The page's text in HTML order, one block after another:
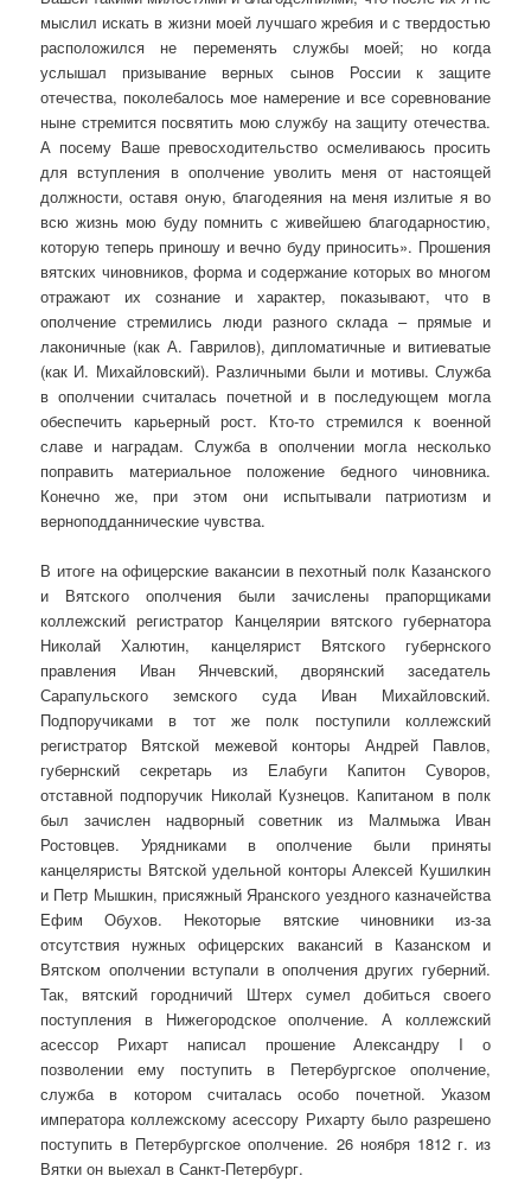
мыслил искать в жизни моей лучшаго жребия и с твердостью
расположился не переменять службы моей; но когда
услышал призывание верных сынов России к защите
отечества, поколебалось мое намерение и все соревнование
ныне стремится посвятить мою службу на защиту отечества.
А посему Ваше превосходительство осмеливаюсь просить
для вступления в ополчение уволить меня от настоящей
должности, оставя оную, благодеяния на меня излитые я во
всю жизнь мою буду помнить с живейшею благодарностию,
которую теперь приношу и вечно буду приносить». Прошения
вятских чиновников, форма и содержание которых во многом
отражают их сознание и характер, показывают, что в
ополчение стремились люди разного склада – прямые и
лаконичные (как А. Гаврилов), дипломатичные и витиеватые
(как И. Михайловский). Различными были и мотивы. Служба
в ополчении считалась почетной и в последующем могла
обеспечить карьерный рост. Кто-то стремился к военной
славе и наградам. Служба в ополчении могла несколько
поправить материальное положение бедного чиновника.
Конечно же, при этом они испытывали патриотизм и
верноподданнические чувства.
В итоге на офицерские вакансии в пехотный полк Казанского
и Вятского ополчения были зачислены прапорщиками
коллежский регистратор Канцелярии вятского губернатора
Николай Халютин, канцелярист Вятского губернского
правления Иван Янчевский, дворянский заседатель
Сарапульского земского суда Иван Михайловский.
Подпоручиками в тот же полк поступили коллежский
регистратор Вятской межевой конторы Андрей Павлов,
губернский секретарь из Елабуги Капитон Суворов,
отставной подпоручик Николай Кузнецов. Капитаном в полк
был зачислен надворный советник из Малмыжа Иван
Ростовцев. Урядниками в ополчение были приняты
канцеляристы Вятской удельной конторы Алексей Кушилкин
и Петр Мышкин, присяжный Яранского уездного казначейства
Ефим Обухов. Некоторые вятские чиновники из-за
отсутствия нужных офицерских вакансий в Казанском и
Вятском ополчении вступали в ополчения других губерний.
Так, вятский городничий Штерх сумел добиться своего
поступления в Нижегородское ополчение. А коллежский
асессор Рихарт написал прошение Александру I о
позволении ему поступить в Петербургское ополчение,
служба в котором считалась особо почетной. Указом
императора коллежскому асессору Рихарту было разрешено
поступить в Петербургское ополчение. 26 ноября 1812 г. из
Вятки он выехал в Санкт-Петербург.